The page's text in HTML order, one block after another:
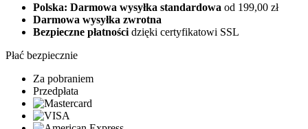
Polska: Darmowa wysyłka standardowa od 199,00 zł
Darmowa wysyłka zwrotna
Bezpieczne płatności dzięki certyfikatowi SSL
Płać bezpiecznie
Za pobraniem
Przedpłata